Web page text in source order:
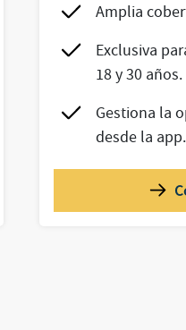
Amplia
Exclusiva
18 y 30 años.
Gestiona la
desde la app.